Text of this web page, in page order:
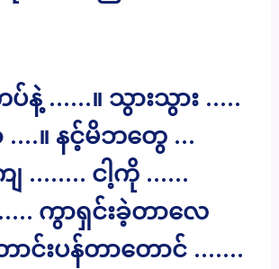
ကပ်နဲ့ ……။ သွားသွား …..
။ နင့်မိဘတွေ …
…….. ငါ့ကို ……
ကွာရှင်းခဲ့တာလေ
ောင်းပန်တာတောင် …….